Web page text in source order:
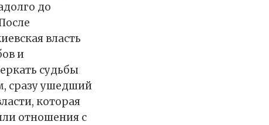
до
власть
и
судьбы
сразу ушедший
которая
отношения с